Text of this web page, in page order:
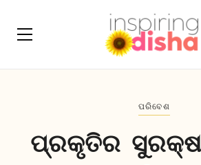
ପରିବେଶ
ପ୍ରକୃତିର